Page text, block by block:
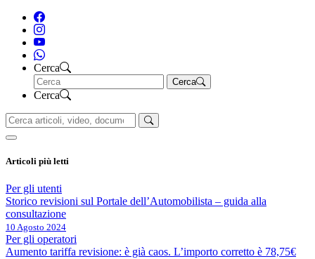
Cerca
Cerca
Cerca
Articoli più letti
Per gli utenti
Storico revisioni sul Portale dell’Automobilista – guida alla
consultazione
10 Agosto 2024
Per gli operatori
Aumento tariffa revisione: è già caos. L’importo corretto è 78,75€